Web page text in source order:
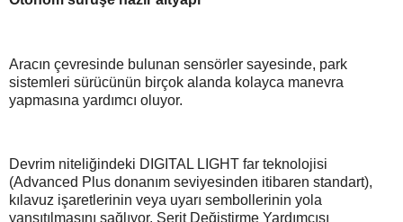
Aracın çevresinde bulunan sensörler sayesinde, park
sistemleri sürücünün birçok alanda kolayca manevra
yapmasına yardımcı oluyor.
Devrim niteliğindeki DIGITAL LIGHT far teknolojisi
(Advanced Plus donanım seviyesinden itibaren standart),
kılavuz işaretlerinin veya uyarı sembollerinin yola
yansıtılmasını sağlıyor. Şerit Değiştirme Yardımcısı